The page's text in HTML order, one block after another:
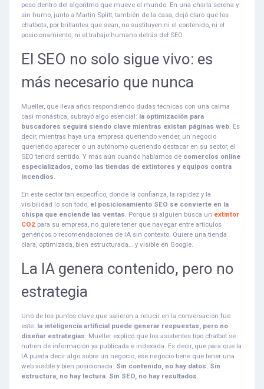
peso dentro del algoritmo que mueve el mundo. En una charla serena y
sin humo, junto a Martin Splitt, también de la casa, dejó claro que los
chatbots, por brillantes que sean, no sustituyen ni el contenido, ni el
posicionamiento, ni el trabajo humano detrás del SEO.
El SEO no solo sigue vivo: es
más necesario que nunca
Mueller, que lleva años respondiendo dudas técnicas con una calma
casi monástica, subrayó algo esencial: la optimización para
buscadores seguirá siendo clave mientras existan páginas web. Es
decir, mientras haya una empresa queriendo vender, un negocio
queriendo aparecer o un autónomo queriendo destacar en su sector, el
SEO tendrá sentido. Y más aún cuando hablamos de comercios online
especializados, como las tiendas de extintores y equipos contra
incendios.
En este sector tan específico, donde la confianza, la rapidez y la
visibilidad lo son todo, el posicionamiento SEO se convierte en la
chispa que enciende las ventas. Porque si alguien busca un extintor
CO2 para su empresa, no quiere tener que navegar entre artículos
genéricos o recomendaciones de IA sin contexto. Quiere una tienda
clara, optimizada, bien estructurada… y visible en Google.
La IA genera contenido, pero no
estrategia
Uno de los puntos clave que salieron a relucir en la conversación fue
este: la inteligencia artificial puede generar respuestas, pero no
diseñar estrategias. Mueller explicó que los asistentes tipo chatbot se
nutren de información ya publicada e indexada. Es decir, que para que la
IA pueda decir algo sobre un negocio, ese negocio tiene que tener una
web visible y bien posicionada. Sin contenido, no hay datos. Sin
estructura, no hay lectura. Sin SEO, no hay resultados.